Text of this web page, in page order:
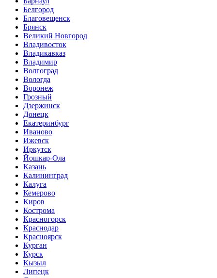
Белгород
Благовещенск
Брянск
Великий Новгород
Владивосток
Владикавказ
Владимир
Волгоград
Вологда
Воронеж
Грозный
Дзержинск
Донецк
Екатеринбург
Иваново
Ижевск
Иркутск
Йошкар-Ола
Казань
Калининград
Калуга
Кемерово
Киров
Кострома
Красногорск
Краснодар
Красноярск
Курган
Курск
Кызыл
Липецк